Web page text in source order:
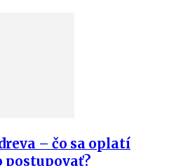
– čo sa oplatí
postupovať?